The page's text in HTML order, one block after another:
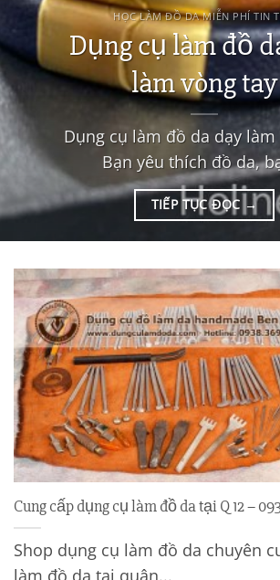
HỌC LÀM ĐỒ DA MIỄN PHÍ TIN
Dụng cụ làm đồ
làm vòng tay
Dụng cụ làm đồ da dạy làm
Bạn yêu thích đồ da,
TIẾP TỤC ĐỌC →
Cung cấp dụng cụ làm đồ da tại Q 12 –
Shop dụng cụ làm đồ da chuyên
làm đồ da tại quận...